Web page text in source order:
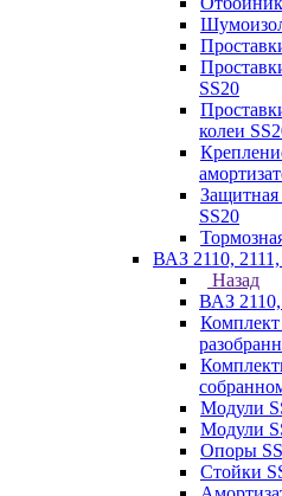
SS20
колеи
SS20
ВАЗ 2110, 2111,
Назад
ВАЗ 2110,
Комплект
Модули
Модули
Опоры
Стойки